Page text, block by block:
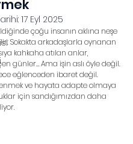
17 Eyl 2025
çoğu insanın aklına neşe
Sokakta arkadaşlarla oynanan
kahkaha atılan anlar,
günler… Ama işin aslı öyle değil.
eğlenceden ibaret değil.
ve hayata adapte olmaya
için sandığımızdan daha